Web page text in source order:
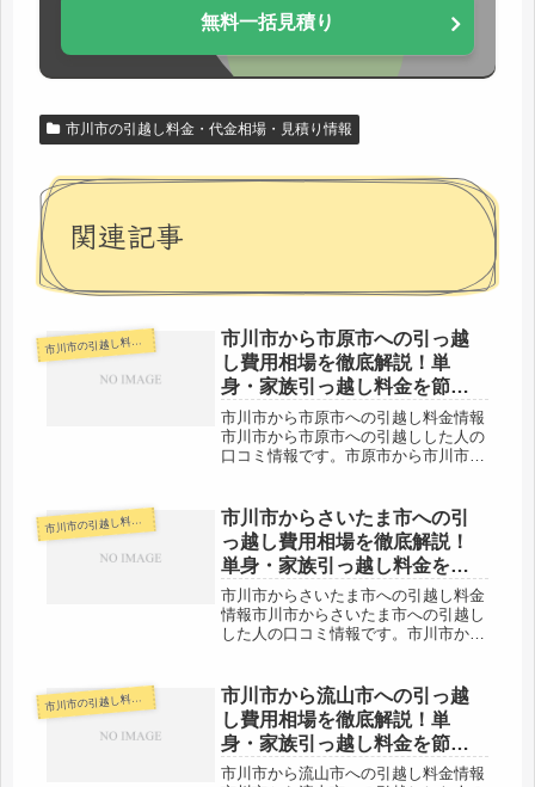
無料一括見積り
市川市の引越し料金・代金相場・見積り情報
関連記事
市川市の引越し料金・代金相場・見積り情報
市川市から市原市への引っ越
し費用相場を徹底解説！単
身・家族引っ越し料金を節約
する裏技
市川市から市原市への引越し料金情報
市川市から市原市への引越しした人の
口コミ情報です。市原市から市川市へ
50km弱と少し距離があります。市原
市は広いので、遠い人だと80kmくら
い距...
市川市の引越し料金・代金相場・見積り情報
市川市からさいたま市への引
っ越し費用相場を徹底解説！
単身・家族引っ越し料金を節
約する裏技
市川市からさいたま市への引越し料金
情報市川市からさいたま市への引越し
した人の口コミ情報です。市川市から
すので、低料金での引越しもできると
思います。「自分の引越し代金を早
く...
市川市の引越し料金・代金相場・見積り情報
市川市から流山市への引っ越
し費用相場を徹底解説！単
身・家族引っ越し料金を節約
する裏技
市川市から流山市への引越し料金情報